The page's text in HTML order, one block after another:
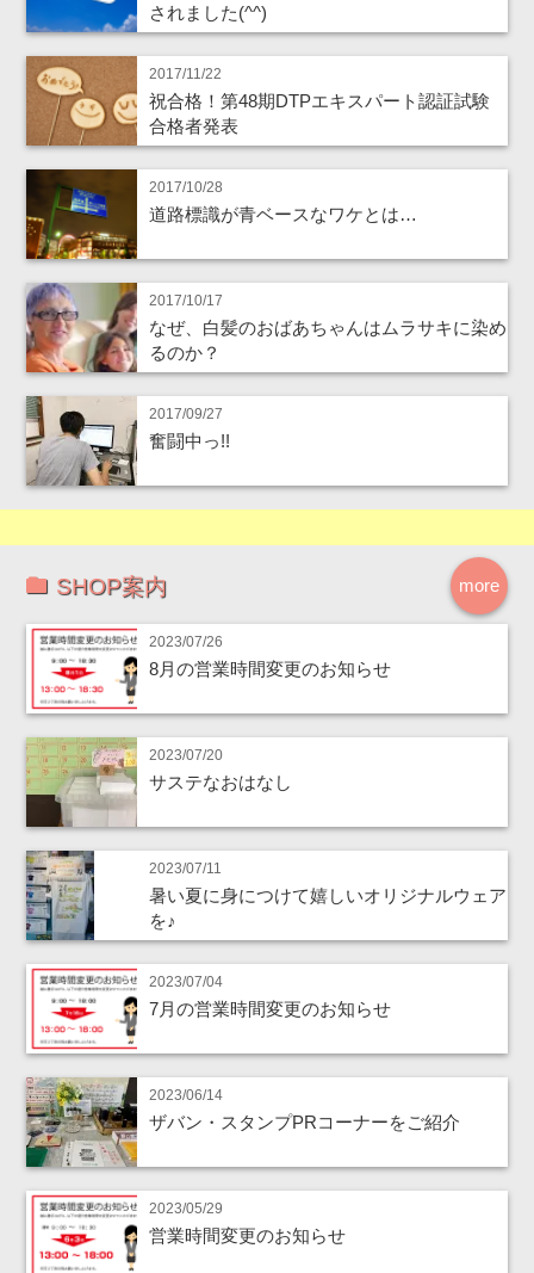
されました(^^)
2017/11/22
祝合格！第48期DTPエキスパート認証試験
合格者発表
2017/10/28
道路標識が青ベースなワケとは…
2017/10/17
なぜ、白髪のおばあちゃんはムラサキに染め
るのか？
2017/09/27
奮闘中っ!!
more
SHOP案内
2023/07/26
8月の営業時間変更のお知らせ
2023/07/20
サステなおはなし
2023/07/11
暑い夏に身につけて嬉しいオリジナルウェア
を♪
2023/07/04
7月の営業時間変更のお知らせ
2023/06/14
ザバン・スタンプPRコーナーをご紹介
2023/05/29
営業時間変更のお知らせ